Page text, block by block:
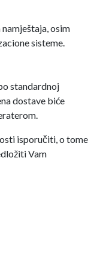
osim
sisteme.
standardnoj
dostave biće
isporučiti, o tome
Vam